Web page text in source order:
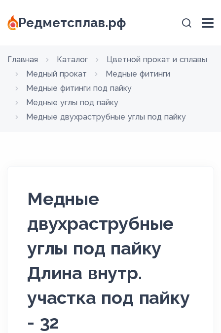
Редметсплав.рф
Главная Каталог
Цветной прокат и сплавы
Медный прокат
Медные фитинги
Медные фитинги под пайку
Медные углы под пайку
Медные двухраструбные углы под пайку
Медные
двухраструбные
углы под пайку
Длина внутр.
участка под пайку
- 32